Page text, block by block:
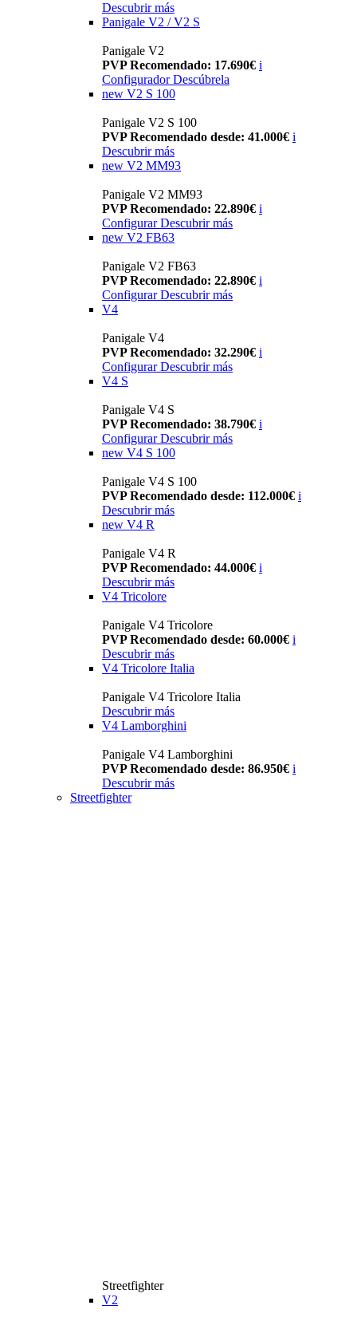
Descubrir más
Panigale V2 / V2 S
Panigale V2
PVP Recomendado: 17.690€ i
Configurador Descúbrela
new V2 S 100
Panigale V2 S 100
PVP Recomendado desde: 41.000€ i
Descubrir más
new V2 MM93
Panigale V2 MM93
PVP Recomendado: 22.890€ i
Configurar Descubrir más
new V2 FB63
Panigale V2 FB63
PVP Recomendado: 22.890€ i
Configurar Descubrir más
V4
Panigale V4
PVP Recomendado: 32.290€ i
Configurar Descubrir más
V4 S
Panigale V4 S
PVP Recomendado: 38.790€ i
Configurar Descubrir más
new V4 S 100
Panigale V4 S 100
PVP Recomendado desde: 112.000€ i
Descubrir más
new V4 R
Panigale V4 R
PVP Recomendado: 44.000€ i
Descubrir más
V4 Tricolore
Panigale V4 Tricolore
PVP Recomendado desde: 60.000€ i
Descubrir más
V4 Tricolore Italia
Panigale V4 Tricolore Italia
Descubrir más
V4 Lamborghini
Panigale V4 Lamborghini
PVP Recomendado desde: 86.950€ i
Descubrir más
Streetfighter
Streetfighter
V2